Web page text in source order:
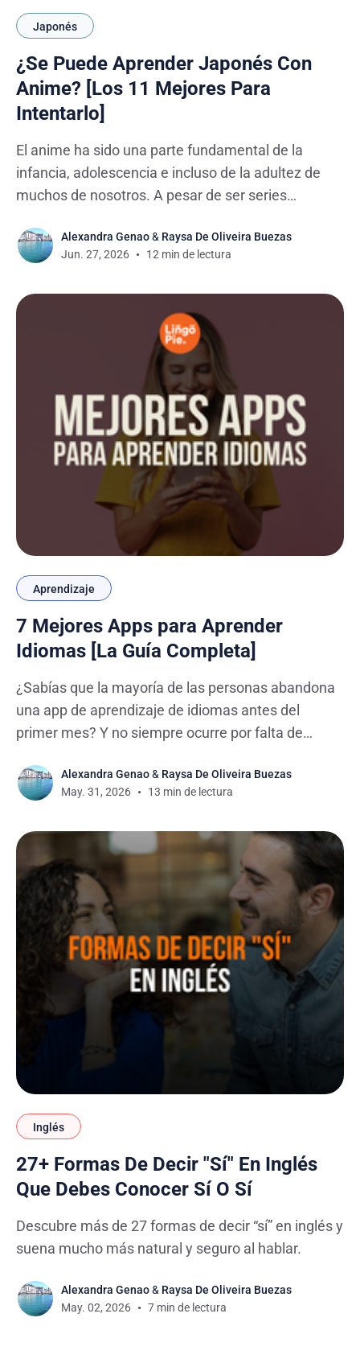
Japonés
¿Se Puede Aprender Japonés Con
Anime? [Los 11 Mejores Para
Intentarlo]
El anime ha sido una parte fundamental de la
infancia, adolescencia e incluso de la adultez de
muchos de nosotros. A pesar de ser series
temáticas profundas que resuenan con los adultos,
llevándonos a explorar mundos fascinantes y
Alexandra Genao& Raysa De Oliveira Buezas
Jun. 27, 2026
12 min de lectura
Aprendizaje
7 Mejores Apps para Aprender
Idiomas [La Guía Completa]
¿Sabías que la mayoría de las personas abandona
una app de aprendizaje de idiomas antes del
primer mes? Y no siempre ocurre por falta de
después de unas cuantas lecciones, las actividades
empiezan a sentirse repetitivas y desconectadas
Alexandra Genao& Raysa De Oliveira Buezas
May. 31, 2026
13 min de lectura
Inglés
27+ Formas De Decir "Sí" En Inglés
Que Debes Conocer Sí O Sí
Descubre más de 27 formas de decir “sí” en inglés y
suena mucho más natural y seguro al hablar.
Alexandra Genao& Raysa De Oliveira Buezas
May. 02, 2026
7 min de lectura